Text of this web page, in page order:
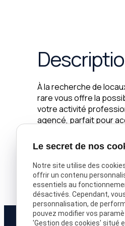
À la recherche de
rare vous offre la
votre activité
agencé, parfait pour
stratégique, proche
pour votre entreprise.
propice à la
une visite et saisir
sur notre site internet
Le secret de nos
Notre site utilise des
offrir un contenu
essentiels au
désactivés. Cependant,
personnalisation, de
pouvez modifier vos
'Gestion des cookies' situé